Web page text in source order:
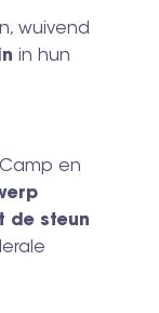
wuivend
in hun
en
de steun